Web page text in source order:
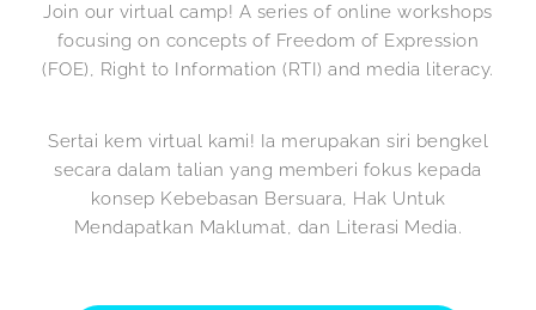
Join our virtual camp! A series of online workshops
focusing on concepts of Freedom of Expression
(FOE), Right to Information (RTI) and media literacy.
Sertai kem virtual kami! Ia merupakan siri bengkel
secara dalam talian yang memberi fokus kepada
konsep Kebebasan Bersuara, Hak Untuk
Mendapatkan Maklumat, dan Literasi Media.